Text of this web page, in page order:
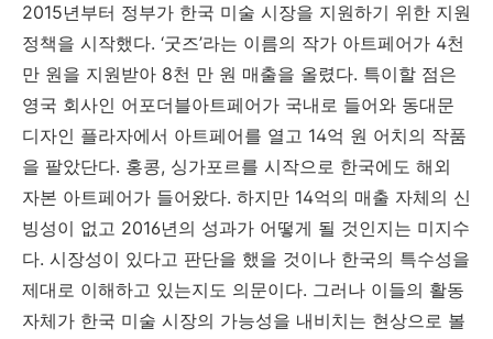
2015년부터 정부가 한국 미술 시장을 지원하기 위한 지원
정책을 시작했다. ‘굿즈’라는 이름의 작가 아트페어가 4천
만 원을 지원받아 8천 만 원 매출을 올렸다. 특이할 점은
영국 회사인 어포더블아트페어가 국내로 들어와 동대문
디자인 플라자에서 아트페어를 열고 14억 원 어치의 작품
을 팔았단다. 홍콩, 싱가포르를 시작으로 한국에도 해외
자본 아트페어가 들어왔다. 하지만 14억의 매출 자체의 신
빙성이 없고 2016년의 성과가 어떻게 될 것인지는 미지수
다. 시장성이 있다고 판단을 했을 것이나 한국의 특수성을
제대로 이해하고 있는지도 의문이다. 그러나 이들의 활동
자체가 한국 미술 시장의 가능성을 내비치는 현상으로 볼